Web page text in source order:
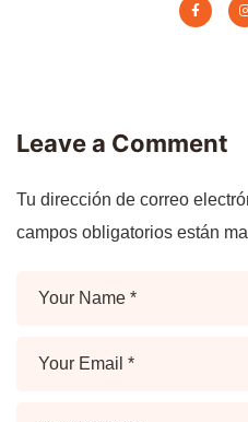
Leave a Comment
Tu dirección de correo
campos obligatorios están